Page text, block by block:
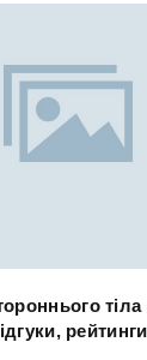
тіла
рейтинги